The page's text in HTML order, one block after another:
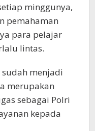
minggunya,
pemahaman
para pelajar
lintas.
sudah menjadi
merupakan
sebagai Polri
kepada